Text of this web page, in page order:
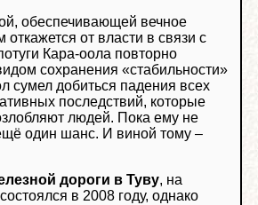
обеспечивающей вечное
от власти в связи с
Кара-оола повторно
сохранения «стабильности»
сумел добиться падения всех
последствий, которые
людей. Пока ему не
один шанс. И виной тому –
дороги в Туву, на
в 2008 году, однако